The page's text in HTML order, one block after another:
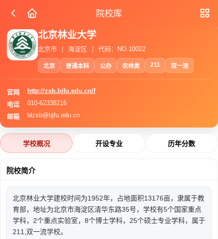
院校库
北京林业大学
北京市 海淀区 代码：NO.10022
北京 普通本科 公办 农林类 211 双一流
官网
http://zsb.bjfu.edu.cn/f
电话
010-62338216
邮箱
blzsb@bjfu.edu.cn
学校概况 开设专业 历年分数
院校简介
北京林业大学建校时间为1952年，占地面积13176亩，隶属于教
育部，地址为北京市海淀区清华东路35号，学校有5个国家重点
学科，2个重点实验室，8个博士学科，25个硕士专业学科，属于
211,双一流学校。